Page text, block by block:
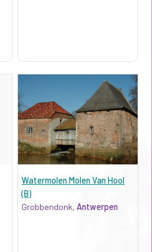
Watermolen Molen Van Hool
(B)
Grobbendonk,Antwerpen